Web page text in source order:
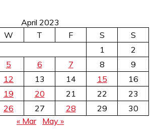
April 2023
W T F S
S
1
2
5 6 7 8
9
12 13 14 15
16
19 20 21 22
23
26 27 28 29
30
« Mar
May »